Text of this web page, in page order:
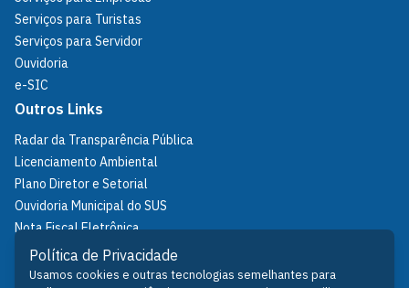
Serviços para Turistas
Serviços para Servidor
Ouvidoria
e-SIC
Outros Links
Radar da Transparência Pública
Licenciamento Ambiental
Plano Diretor e Setorial
Ouvidoria Municipal do SUS
Nota Fiscal Eletrônica
IPTU
Política de Privacidade
Política de Privacidade
Usamos cookies e outras tecnologias semelhantes para